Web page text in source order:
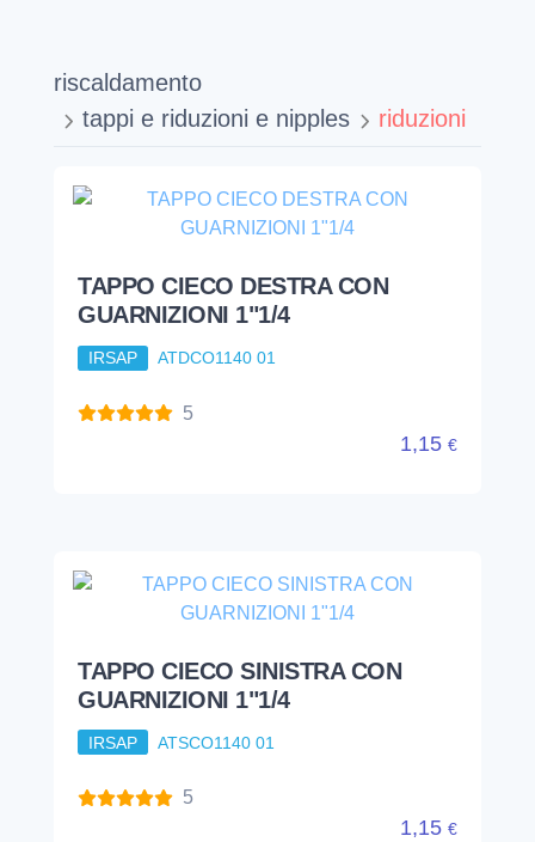
riscaldamento
tappi e riduzioni e nipples
riduzioni
TAPPO CIECO DESTRA CON
GUARNIZIONI 1"1/4
IRSAP ATDCO1140 01
5
1,15 €
TAPPO CIECO SINISTRA CON
GUARNIZIONI 1"1/4
IRSAP ATSCO1140 01
5
1,15 €